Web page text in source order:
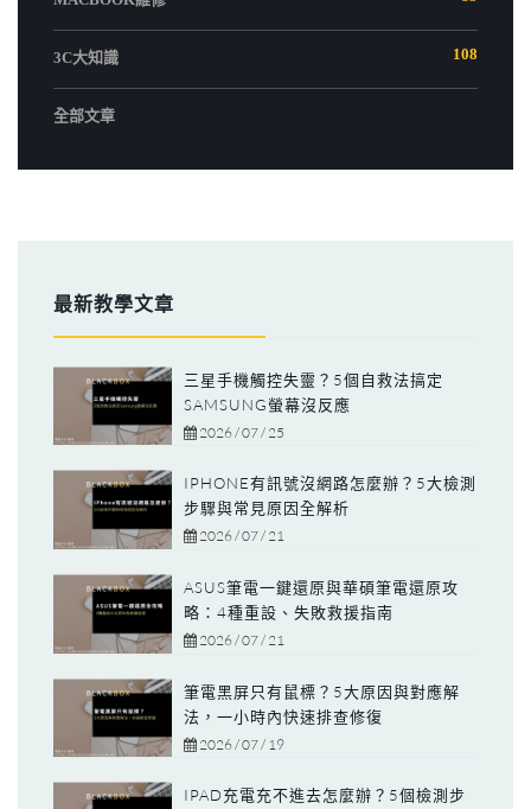
3C大知識 108
全部文章
最新教學文章
三星手機觸控失靈？5個自救法搞定
SAMSUNG螢幕沒反應
2026 / 07 / 25
IPHONE有訊號沒網路怎麼辦？5大檢測
步驟與常見原因全解析
2026 / 07 / 21
ASUS筆電一鍵還原與華碩筆電還原攻
略：4種重設、失敗救援指南
2026 / 07 / 21
筆電黑屏只有鼠標？5大原因與對應解
法，一小時內快速排查修復
2026 / 07 / 19
IPAD充電充不進去怎麼辦？5個檢測步